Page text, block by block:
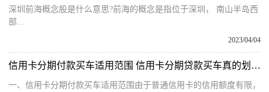
深圳前海概念股是什么意思?前海的概念是指位于深圳， 南山半岛西
部...
2023/04/04
信用卡分期付款买车适用范围 信用卡分期贷款买车真的划算吗？
一、信用卡分期付款买车适用范围由于普通信用卡的信用额度有限，